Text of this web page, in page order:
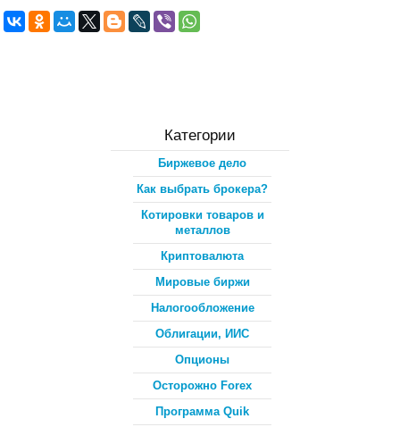
Категории
Биржевое дело
Как выбрать брокера?
Котировки товаров и
металлов
Криптовалюта
Мировые биржи
Налогообложение
Облигации, ИИС
Опционы
Осторожно Forex
Программа Quik